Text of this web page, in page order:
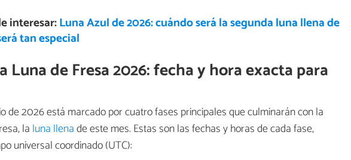
interesar:Luna Azul de 2026: cuándo será la segunda luna llena de
tan especial
Luna de Fresa 2026: fecha y hora exacta para
de 2026 está marcado por cuatro fases principales que culminarán con la
la luna llenade este mes. Estas son las fechas y horas de cada fase,
universal coordinado (UTC):